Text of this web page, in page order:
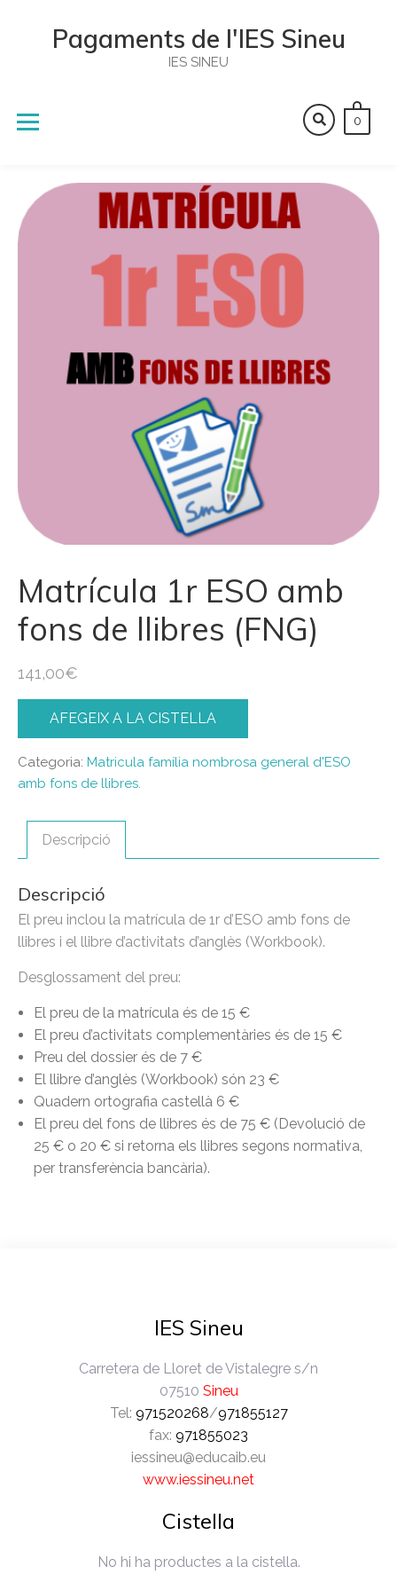
Pagaments de l'IES Sineu
IES SINEU
0
Matrícula 1r ESO amb
fons de llibres (FNG)
141,00€
AFEGEIX A LA CISTELLA
Categoria: Matricula família nombrosa general d'ESO
amb fons de llibres.
Descripció
Descripció
El preu inclou la matrícula de 1r d’ESO amb fons de
llibres i el llibre d’activitats d’anglès (Workbook).
Desglossament del preu:
El preu de la matrícula és de 15 €
El preu d’activitats complementàries és de 15 €
Preu del dossier és de 7 €
El llibre d’anglès (Workbook) són 23 €
Quadern ortografia castellà 6 €
El preu del fons de llibres és de 75 € (Devolució de
25 € o 20 € si retorna els llibres segons normativa,
per transferència bancària).
IES Sineu
Carretera de Lloret de Vistalegre s/n
07510 Sineu
Tel: 971520268/971855127
fax: 971855023
iessineu@educaib.eu
www.iessineu.net
Cistella
No hi ha productes a la cistella.